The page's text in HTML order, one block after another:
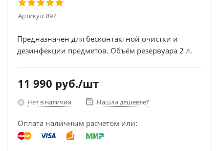
Артикул:897
Предназначен для бесконтактной очистки и
дезинфекции предметов. Объём резервуара 2 л.
11 990 руб./шт
Нет в наличии Нашли дешевле?
Оплата наличным расчетом или: